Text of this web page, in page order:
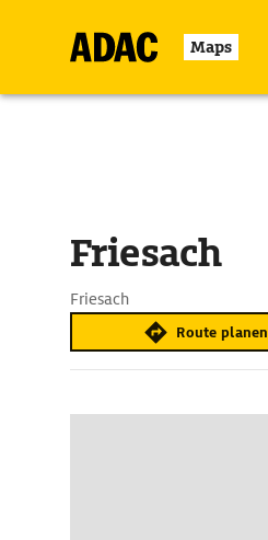
Maps
Friesach
Friesach
Route planen